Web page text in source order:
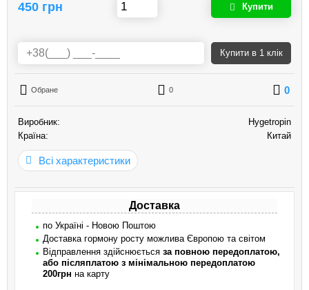
450 грн Купити
Купити в 1 клік
Обране 0 0
Виробник:
Hygetropin
Країна:
Китай
Всі характеристики
Доставка
по Україні - Новою Поштою
Доставка гормону росту можлива Європою та світом
Відправлення здійснюється за повною передоплатою,
або післяплатою з мінімальною передоплатою
200грн на карту